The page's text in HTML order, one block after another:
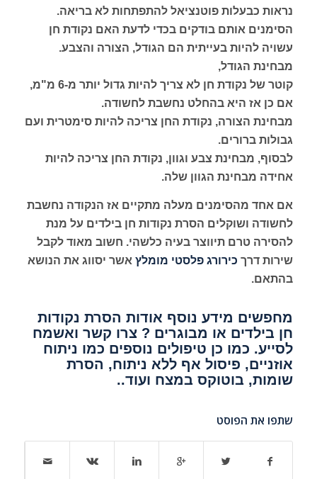
נראות כבעלות פוטנציאל להתפתחות לא בריאה.
הסימנים אותם בודקים בכדי לדעת האם נקודת חן
עשויה להיות בעייתית הם הגודל, הצורה והצבע.
מבחינת הגודל,
קוטר של נקודת חן לא צריך להיות גדול יותר מ-6 מ"מ,
אם כן אז היא בהחלט נחשבת לחשודה.
מבחינת הצורה, נקודת החן צריכה להיות סימטרית ועם
גבולות ברורים.
לבסוף, מבחינת צבע וגוון, נקודת החן צריכה להיות
אחידה מבחינת הגוון שלה.
אם אחד מהסימנים מעלה מתקיים אז הנקודה נחשבת
לחשודה ושוקלים הסרת נקודות חן בילדים על מנת
להסירה טרם תיווצר בעיה כלשהי. חשוב מאוד לקבל
שירות דרך כירורג פלסטי מומלץאשר יסווג את הנושא
בהתאם.
מחפשים מידע נוסף אודות הסרת נקודות
חן בילדים או מבוגרים ? צרו קשר ואשמח
לסייע. כמו כן טיפולים נוספים כמו ניתוח
אוזניים, פיסול אף ללא ניתוח, הסרת
שומות, בוטוקס במצח ועוד..
שתפו את הפוסט